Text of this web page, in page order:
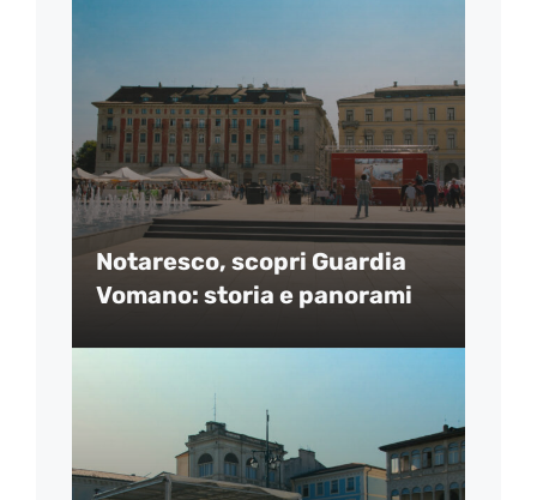
Notaresco, scopri Guardia
Vomano: storia e panorami